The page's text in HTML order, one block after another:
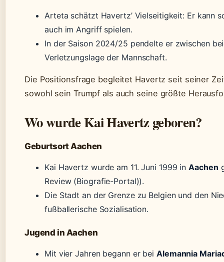
Arteta schätzt Havertz’ Vielseitigkeit: Er kann
auch im Angriff spielen.
In der Saison 2024/25 pendelte er zwischen
Verletzungslage der Mannschaft.
Die Positionsfrage begleitet Havertz seit seiner
sowohl sein Trumpf als auch seine größte
Wo wurde Kai Havertz geboren?
Geburtsort Aachen
Kai Havertz wurde am 11. Juni 1999 inAachen
Review (Biografie-Portal)).
Die Stadt an der Grenze zu Belgien und den
fußballerische Sozialisation.
Jugend in Aachen
Mit vier Jahren begann er bei Alemannia